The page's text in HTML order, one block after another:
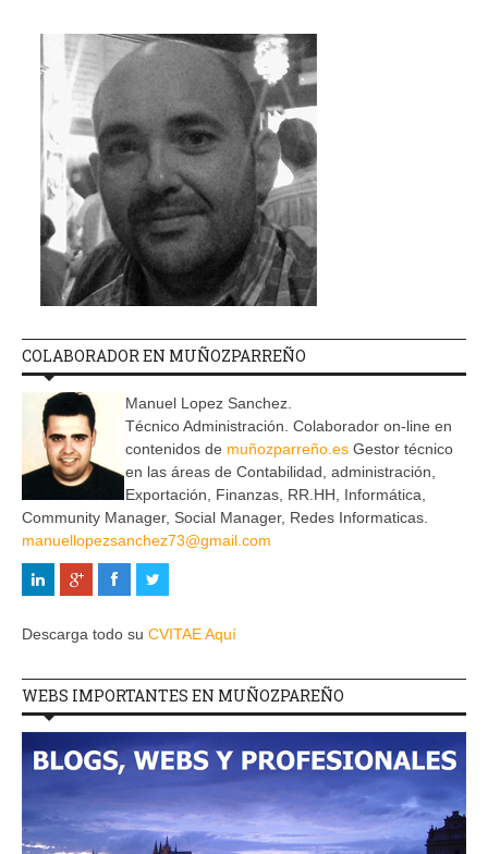
COLABORADOR EN MUÑOZPARREÑO
Manuel Lopez Sanchez.
Técnico Administración. Colaborador on-line en
contenidos de muñozparreño.es Gestor técnico
en las áreas de Contabilidad, administración,
Exportación, Finanzas, RR.HH, Informática,
Community Manager, Social Manager, Redes Informaticas.
manuellopezsanchez73@gmail.com
Descarga todo su CVITAE Aquí
WEBS IMPORTANTES EN MUÑOZPAREÑO